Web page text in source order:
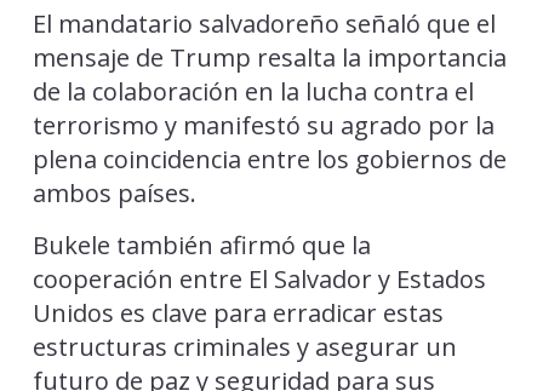
El mandatario salvadoreño señaló que el
mensaje de Trump resalta la importancia
de la colaboración en la lucha contra el
terrorismo y manifestó su agrado por la
plena coincidencia entre los gobiernos de
ambos países.
Bukele también afirmó que la
cooperación entre El Salvador y Estados
Unidos es clave para erradicar estas
estructuras criminales y asegurar un
futuro de paz y seguridad para sus